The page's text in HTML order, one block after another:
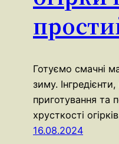
Готуємо смачні
зиму.
приготування та
хрусткості
16.08.2024